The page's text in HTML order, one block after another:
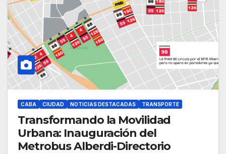
CABA CIUDAD NOTICIAS DESTACADAS TRANSPORTE
Transformando la Movilidad
Urbana: Inauguración del
Metrobus Alberdi-Directorio